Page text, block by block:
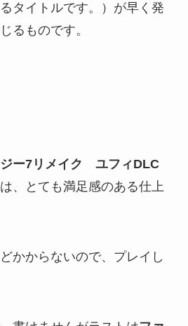
タイトルです。）が早く発
るものです。
ジー7リメイク ユフィDLC
は、とても満足感のある仕上
かからないので、プレイし